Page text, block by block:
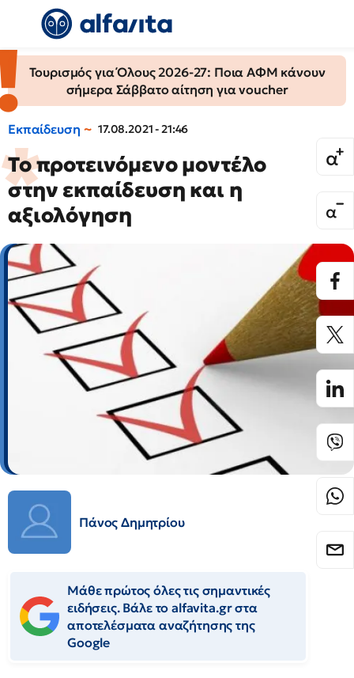
Τουρισμός για Όλους 2026-27: Ποια ΑΦΜ κάνουν
σήμερα Σάββατο αίτηση για voucher
Εκπαίδευση 17.08.2021 - 21:46
Το προτεινόμενο μοντέλο
στην εκπαίδευση και η
αξιολόγηση
Πάνος Δημητρίου
Μάθε πρώτος όλες τις σημαντικές
ειδήσεις. Βάλε το alfavita.gr στα
αποτελέσματα αναζήτησης της
Google